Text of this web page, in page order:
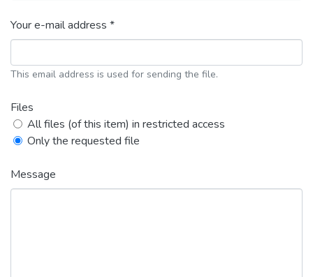
Your e-mail address *
This email address is used for sending the file.
Files
All files (of this item) in restricted access
Only the requested file
Message